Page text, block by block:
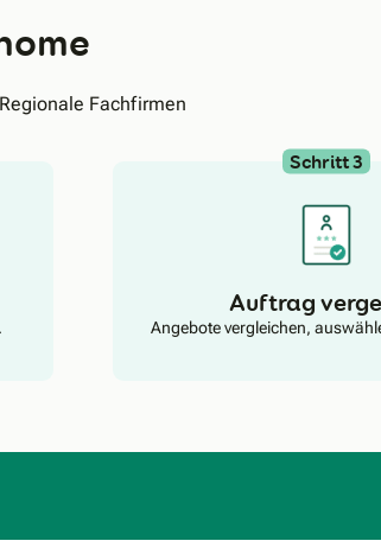
Regionale Fachfirmen
Schritt 3
Auftrag
Angebote vergleichen,